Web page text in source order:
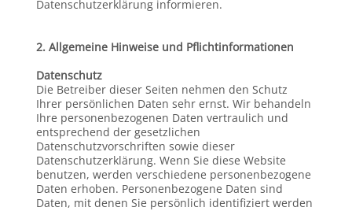
Datenschutzerklärung informieren.
2. Allgemeine Hinweise und Pflichtinformationen
Datenschutz
Die Betreiber dieser Seiten nehmen den Schutz
Ihrer persönlichen Daten sehr ernst. Wir behandeln
Ihre personenbezogenen Daten vertraulich und
entsprechend der gesetzlichen
Datenschutzvorschriften sowie dieser
Datenschutzerklärung. Wenn Sie diese Website
benutzen, werden verschiedene personenbezogene
Daten erhoben. Personenbezogene Daten sind
Daten, mit denen Sie persönlich identifiziert werden